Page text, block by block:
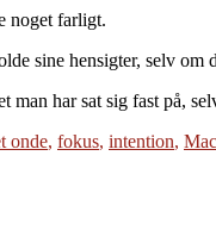
noget farligt.
sine hensigter, selv om
har sat sig fast på,
onde, fokus, intention,